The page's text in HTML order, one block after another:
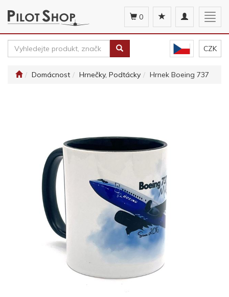
Toggle
navigation
0
CZK
Domácnost Hrnečky, Podtácky Hrnek Boeing 737